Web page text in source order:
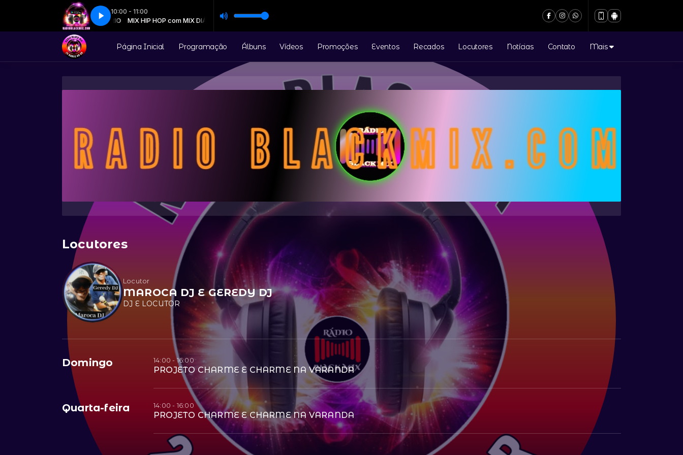
10:00 - 11:00
MIX HIP HOP com MIX DIÁRIO MIX HIP HOP com MIX DIÁRIO
069 - Best Of Rnb - Sucessos Antigos 069 - Best Of Rnb - Sucessos Antigos
Página Inicial Programação Álbuns Vídeos Promoções Eventos Recados Locutores Notícias Contato Mais
Locutores
Locutor
MAROCA DJ E GEREDY DJ
DJ E LOCUTOR
Domingo 14:00 - 16:00
PROJETO CHARME E CHARME NA VARANDA
Quarta-feira 14:00 - 16:00
PROJETO CHARME E CHARME NA VARANDA